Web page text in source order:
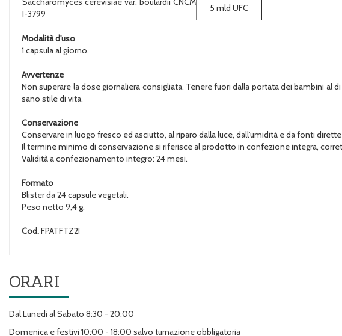
I-3799
5 mld UFC
Modalità d'uso
1 capsula al giorno.
Avvertenze
Non superare la dose giornaliera consigliata. Tenere fuori dalla portata dei bambini
sano stile di vita.
Conservazione
Conservare in luogo fresco ed asciutto, al riparo dalla luce, dall’umidità e da fonti
Il termine minimo di conservazione si riferisce al prodotto in confezione integra,
Validità a confezionamento integro: 24 mesi.
Formato
Blister da 24 capsule vegetali.
Peso netto 9,4 g.
Cod.FPATFTZ2I
ORARI
Dal Lunedi al Sabato 8:30 - 20:00
Domenica e festivi 10:00 - 18:00 salvo turnazione obbligatoria